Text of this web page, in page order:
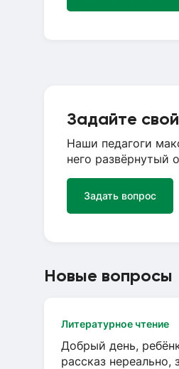
Задайте
Наши педагоги
него развёрнутый
Задать вопрос
Новые вопросы
Литературное чтение
Добрый день,
рассказ